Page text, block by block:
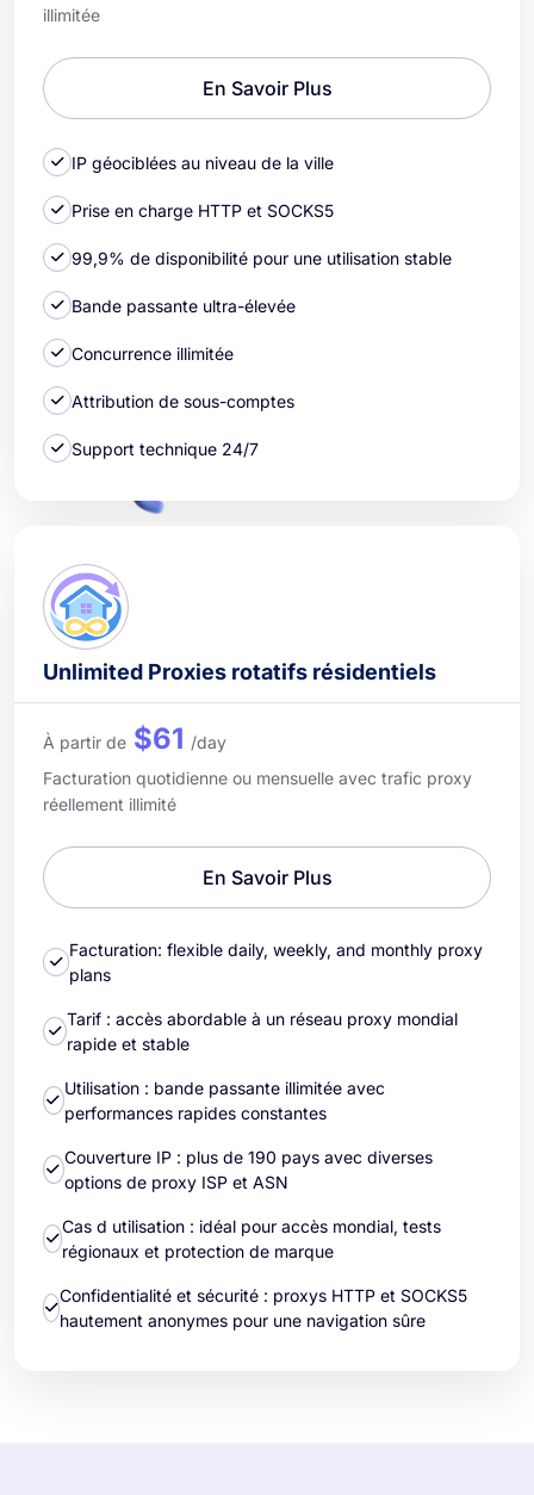
illimitée
En Savoir Plus
IP géociblées au niveau de la ville
Prise en charge HTTP et SOCKS5
99,9% de disponibilité pour une utilisation stable
Bande passante ultra-élevée
Concurrence illimitée
Attribution de sous-comptes
Support technique 24/7
Unlimited Proxies rotatifs résidentiels
À partir de $61 /day
Facturation quotidienne ou mensuelle avec trafic proxy
réellement illimité
En Savoir Plus
Facturation: flexible daily, weekly, and monthly proxy
plans
Tarif : accès abordable à un réseau proxy mondial
rapide et stable
Utilisation : bande passante illimitée avec
performances rapides constantes
Couverture IP : plus de 190 pays avec diverses
options de proxy ISP et ASN
Cas d utilisation : idéal pour accès mondial, tests
régionaux et protection de marque
Confidentialité et sécurité : proxys HTTP et SOCKS5
hautement anonymes pour une navigation sûre